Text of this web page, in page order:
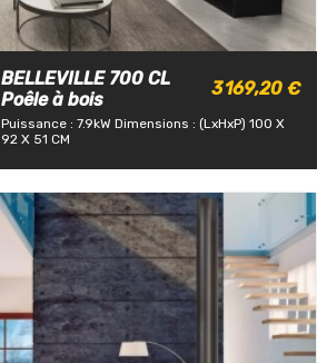
BELLEVILLE 700 CL
Poêle à bois
3 169,20 €
Puissance : 7.9kW Dimensions : (LxHxP) 100 X
92 X 51 CM